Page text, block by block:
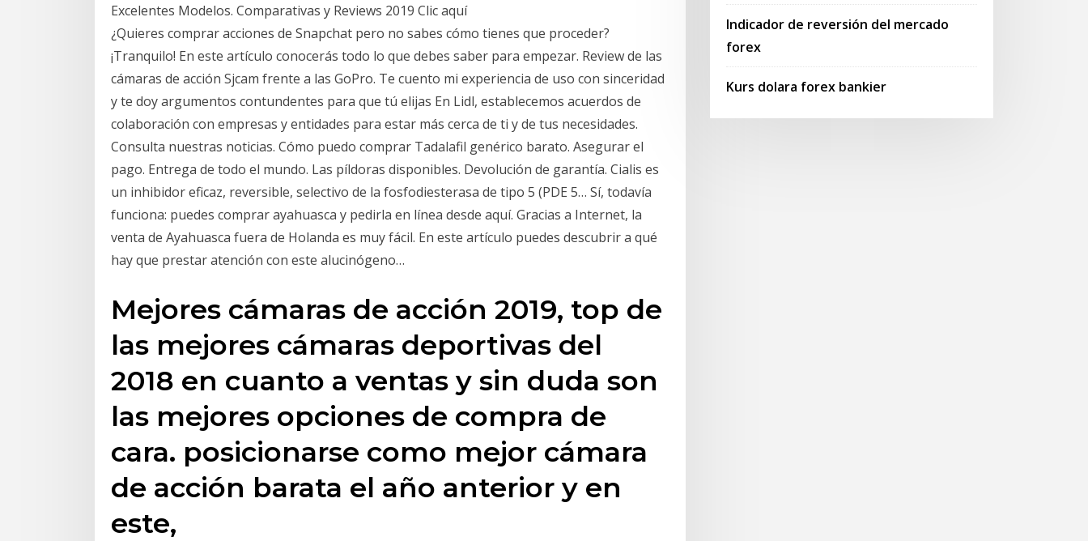
Excelentes Modelos. Comparativas y Reviews 2019 Clic aquí
¿Quieres comprar acciones de Snapchat pero no sabes cómo tienes que proceder?
¡Tranquilo! En este artículo conocerás todo lo que debes saber para empezar. Review de las
cámaras de acción Sjcam frente a las GoPro. Te cuento mi experiencia de uso con sinceridad
y te doy argumentos contundentes para que tú elijas En Lidl, establecemos acuerdos de
colaboración con empresas y entidades para estar más cerca de ti y de tus necesidades.
Consulta nuestras noticias. Cómo puedo comprar Tadalafil genérico barato. Asegurar el
pago. Entrega de todo el mundo. Las píldoras disponibles. Devolución de garantía. Cialis es
un inhibidor eficaz, reversible, selectivo de la fosfodiesterasa de tipo 5 (PDE 5… Sí, todavía
funciona: puedes comprar ayahuasca y pedirla en línea desde aquí. Gracias a Internet, la
venta de Ayahuasca fuera de Holanda es muy fácil. En este artículo puedes descubrir a qué
hay que prestar atención con este alucinógeno…
Mejores cámaras de acción 2019, top de
las mejores cámaras deportivas del
2018 en cuanto a ventas y sin duda son
las mejores opciones de compra de
cara. posicionarse como mejor cámara
de acción barata el año anterior y en
este,
Indicador de reversión del mercado
forex
Kurs dolara forex bankier